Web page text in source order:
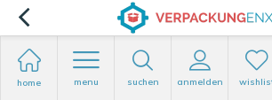
home menu suchen anmelden